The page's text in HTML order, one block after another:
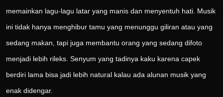
memainkan lagu-lagu latar yang manis dan menyentuh hati. Musik
ini tidak hanya menghibur tamu yang menunggu giliran atau yang
sedang makan, tapi juga membantu orang yang sedang difoto
menjadi lebih rileks. Senyum yang tadinya kaku karena capek
berdiri lama bisa jadi lebih natural kalau ada alunan musik yang
enak didengar.